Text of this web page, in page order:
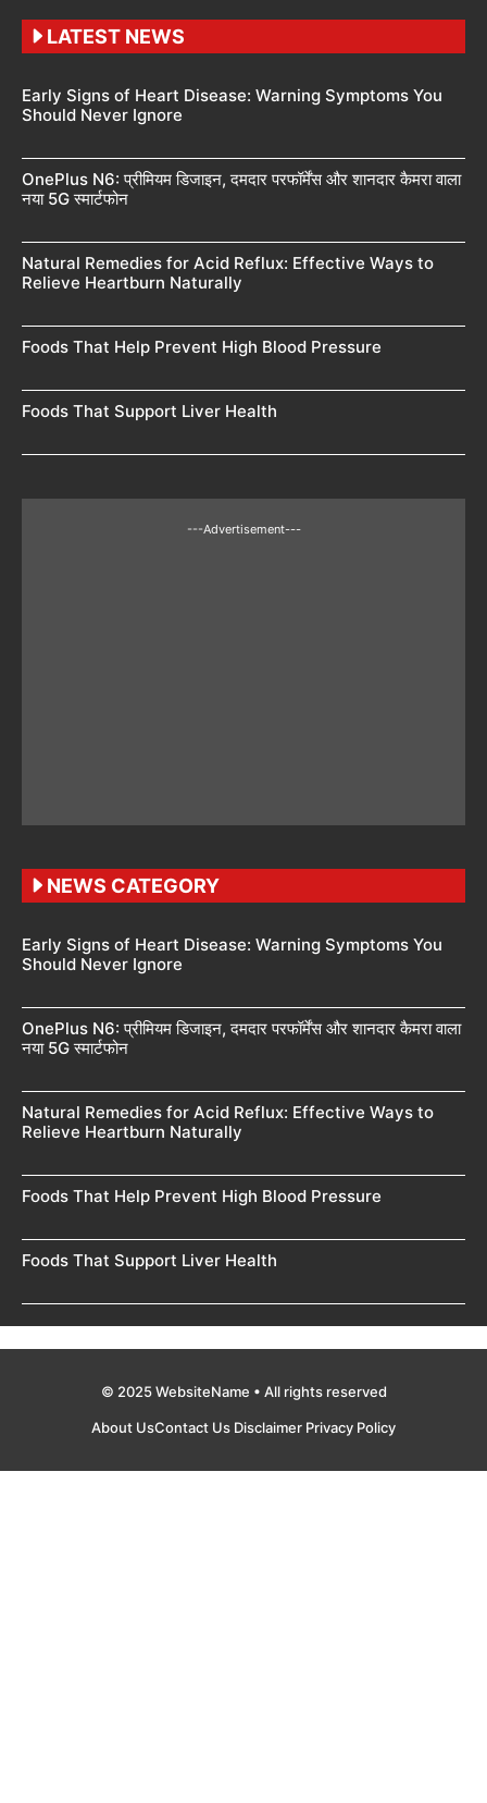
LATEST NEWS
Early Signs of Heart Disease: Warning Symptoms You
Should Never Ignore
OnePlus N6: प्रीमियम डिजाइन, दमदार परफॉर्मेंस और शानदार कैमरा वाला
नया 5G स्मार्टफोन
Natural Remedies for Acid Reflux: Effective Ways to
Relieve Heartburn Naturally
Foods That Help Prevent High Blood Pressure
Foods That Support Liver Health
---Advertisement---
NEWS CATEGORY
Early Signs of Heart Disease: Warning Symptoms You
Should Never Ignore
OnePlus N6: प्रीमियम डिजाइन, दमदार परफॉर्मेंस और शानदार कैमरा वाला
नया 5G स्मार्टफोन
Natural Remedies for Acid Reflux: Effective Ways to
Relieve Heartburn Naturally
Foods That Help Prevent High Blood Pressure
Foods That Support Liver Health
© 2025 WebsiteName • All rights reserved
About UsContact Us Disclaimer Privacy Policy